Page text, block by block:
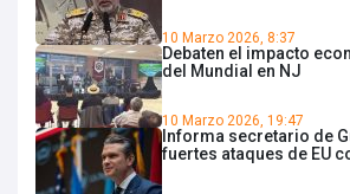
10 Marzo 2026, 8:37
Debaten el impacto
del Mundial en NJ
10 Marzo 2026, 19:47
Informa secretario de
fuertes ataques de EU